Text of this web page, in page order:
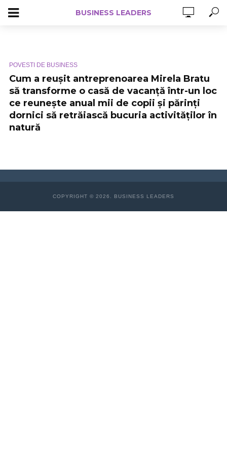
BUSINESS LEADERS
POVESTI DE BUSINESS
Cum a reușit antreprenoarea Mirela Bratu
să transforme o casă de vacanță într-un loc
ce reunește anual mii de copii și părinți
dornici să retrăiască bucuria activităților în
natură
COPYRIGHT © 2026. BUSINESS LEADERS